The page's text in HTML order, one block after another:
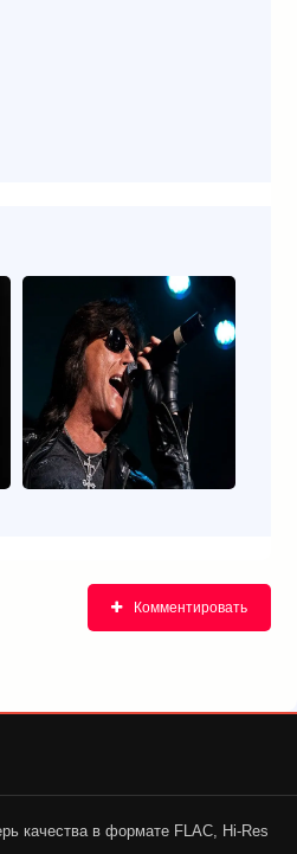
Комментировать
качества в формате FLAC, Hi-Res